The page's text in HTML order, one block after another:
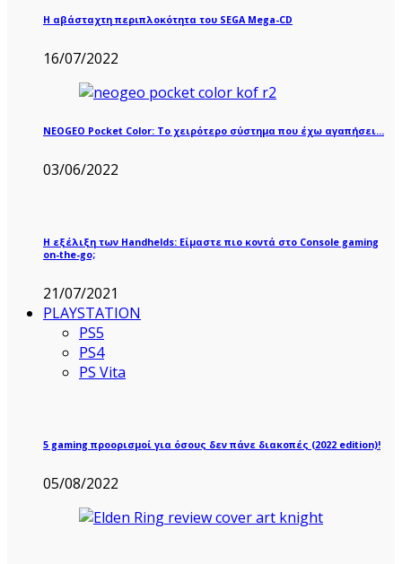
Η αβάσταχτη περιπλοκότητα του SEGA Mega-CD
16/07/2022
NEOGEO Pocket Color: Το χειρότερο σύστημα που έχω αγαπήσει…
03/06/2022
Η εξέλιξη των Handhelds: Είμαστε πιο κοντά στο Console gaming
on-the-go;
21/07/2021
PLAYSTATION
PS5
PS4
PS Vita
5 gaming προορισμοί για όσους δεν πάνε διακοπές (2022 edition)!
05/08/2022